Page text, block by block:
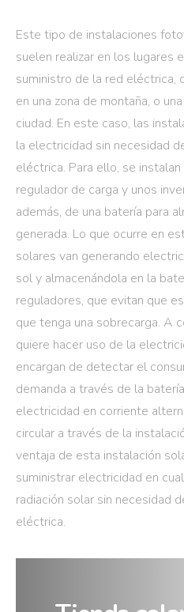
Este tipo de instalaciones
suelen realizar en los lugares
suministro de la red eléctrica,
en una zona de montaña, o
ciudad. En este caso, las
la electricidad sin necesidad
eléctrica. Para ello, se
regulador de carga y unos
además, de una batería para
generada. Lo que ocurre en
solares van generando
sol y almacenándola en la
reguladores, que evitan que
que tenga una sobrecarga. A
quiere hacer uso de la
encargan de detectar el
demanda a través de la
electricidad en corriente
circular a través de la
ventaja de esta instalación
suministrar electricidad en
radiación solar sin necesidad
eléctrica.